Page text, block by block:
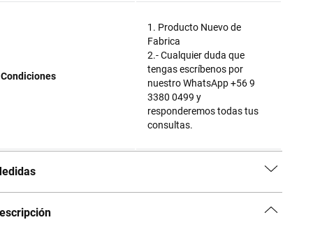
Condiciones
1. Producto Nuevo de
Fabrica
2.- Cualquier duda que
tengas escríbenos por
nuestro WhatsApp +56 9
3380 0499 y
responderemos todas tus
consultas.